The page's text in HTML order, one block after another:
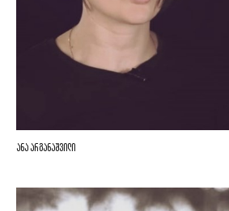
ანა არგანაშვილი